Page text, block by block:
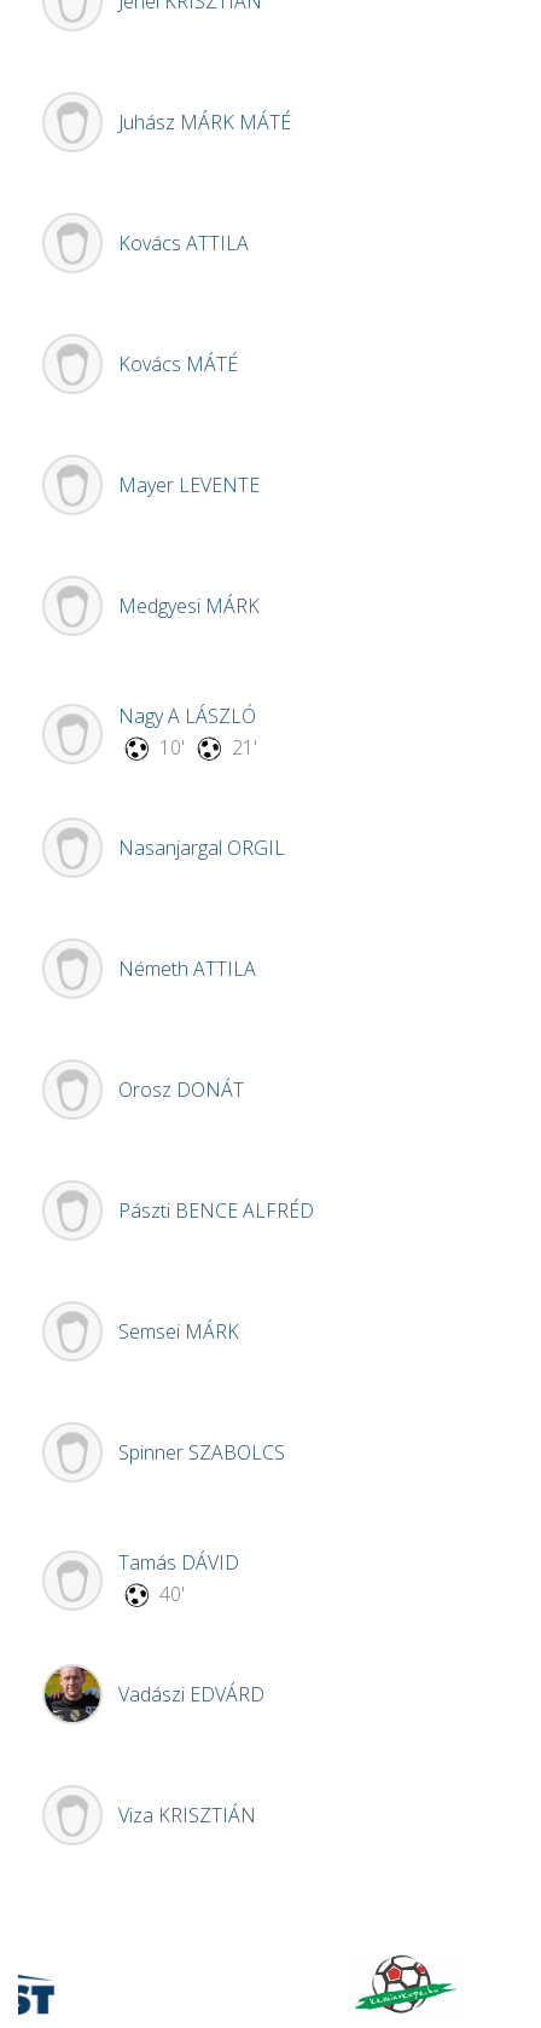
Juhász MÁRK MÁTÉ
Kovács ATTILA
Kovács MÁTÉ
Mayer LEVENTE
Medgyesi MÁRK
Nagy A LÁSZLÓ
10'
21'
Nasanjargal ORGIL
Németh ATTILA
Orosz DONÁT
Pászti BENCE ALFRÉD
Semsei MÁRK
Spinner SZABOLCS
Tamás DÁVID
40'
Vadászi EDVÁRD
Viza KRISZTIÁN